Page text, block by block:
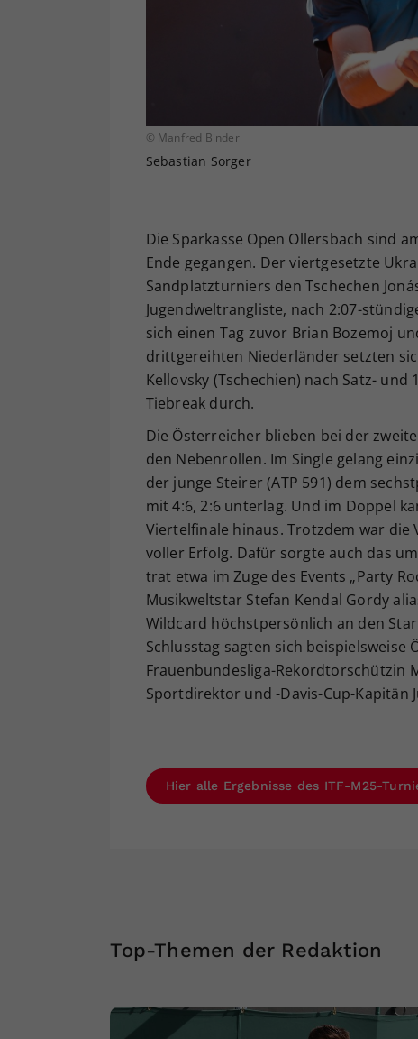
© Manfred Binder
Sebastian Sorger
Die Sparkasse Open Ollersbach sind
Ende gegangen. Der viertgesetzte
Sandplatzturniers den Tschechen
Jugendweltrangliste, nach 2:07-
sich einen Tag zuvor Brian Bozemoj
drittgereihten Niederländer setzten
Kellovsky (Tschechien) nach Satz-
Tiebreak durch.
Die Österreicher blieben bei der
den Nebenrollen. Im Single gelang
der junge Steirer (ATP 591) dem
mit 4:6, 2:6 unterlag. Und im Doppel
Viertelfinale hinaus. Trotzdem war die
voller Erfolg. Dafür sorgte auch das
trat etwa im Zuge des Events „Party
Musikweltstar Stefan Kendal Gordy
Wildcard höchstpersönlich an den
Schlusstag sagten sich beispielsweise
Frauenbundesliga-Rekordtorschützin
Sportdirektor und -Davis-Cup-Kapitän
Hier alle Ergebnisse des ITF-M25-
Top-Themen der Redaktion